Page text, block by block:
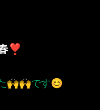
❣️
🙌🙌です😊